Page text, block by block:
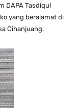
DAPA Tasdiqul
yang beralamat di
Cihanjuang.